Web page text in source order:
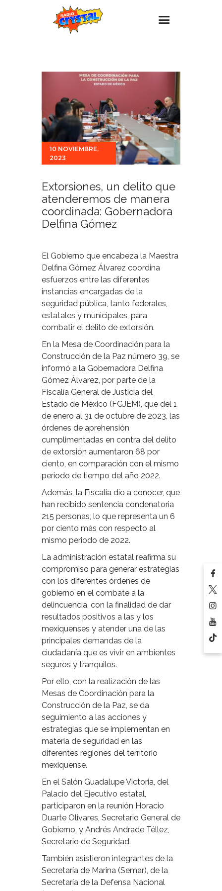
Estaciones
Eventos
Promociones
Noticias
Para ti
Contacto
10 NOVIEMBRE,
2023
Extorsiones, un delito que
atenderemos de manera
coordinada: Gobernadora
Delfina Gómez
El Gobierno que encabeza la Maestra
Delfina Gómez Álvarez coordina
esfuerzos entre las diferentes
instancias encargadas de la
seguridad pública, tanto federales,
estatales y municipales, para
combatir el delito de extorsión.
En la Mesa de Coordinación para la
Construcción de la Paz número 39, se
informó a la Gobernadora Delfina
Gómez Álvarez, por parte de la
Fiscalía General de Justicia del
Estado de México (FGJEM), que del 1
de enero al 31 de octubre de 2023, las
órdenes de aprehensión
cumplimentadas en contra del delito
de extorsión aumentaron 68 por
ciento, en comparación con el mismo
periodo de tiempo del año 2022.
Además, la Fiscalía dio a conocer, que
han recibido sentencia condenatoria
215 personas, lo que representa un 6
por ciento más con respecto al
mismo periodo de 2022.
La administración estatal reafirma su
compromiso para generar estrategias
con los diferentes órdenes de
gobierno en el combate a la
delincuencia, con la finalidad de dar
resultados positivos a las y los
mexiquenses y atender una de las
principales demandas de la
ciudadanía que es vivir en ambientes
seguros y tranquilos.
Por ello, con la realización de las
Mesas de Coordinación para la
Construcción de la Paz, se da
seguimiento a las acciones y
estrategias que se implementan en
materia de seguridad en las
diferentes regiones del territorio
mexiquense.
En el Salón Guadalupe Victoria, del
Palacio del Ejecutivo estatal,
participaron en la reunión Horacio
Duarte Olivares, Secretario General de
Gobierno, y Andrés Andrade Téllez,
Secretario de Seguridad.
También asistieron integrantes de la
Secretaría de Marina (Semar), de la
Secretaría de la Defensa Nacional